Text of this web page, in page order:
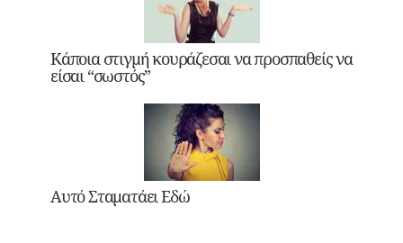
Κάποια στιγμή κουράζεσαι να προσπαθείς να
είσαι “σωστός”
Αυτό Σταματάει Εδώ